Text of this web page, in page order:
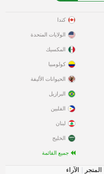
كندا
الولايات المتحدة
المكسيك
كولومبيا
الحيوانات الأليفة
البرازيل
الفلبين
لبنان
الخليج
جميع القائمة
المتجر
الآراء